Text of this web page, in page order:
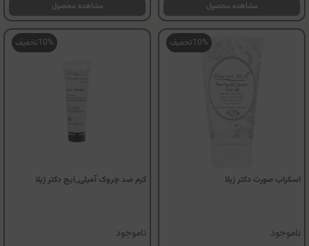
مشاهده محصول مشاهده محصول
10%تخفیف
اسکراب صورت دکتر ژیلا
ناموجود
10%تخفیف
کرم ضد چروک آمیلی_ایج دکتر ژیلا
ناموجود